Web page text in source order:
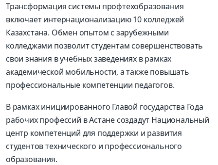
Трансформация системы профтехобразования
включает интернационализацию 10 колледжей
Казахстана. Обмен опытом с зарубежными
колледжами позволит студентам совершенствовать
свои знания в учебных заведениях в рамках
академической мобильности, а также повышать
профессиональные компетенции педагогов.
В рамках инициированного Главой государства Года
рабочих профессий в Астане создадут Национальный
центр компетенций для поддержки и развития
студентов технического и профессионального
образования.